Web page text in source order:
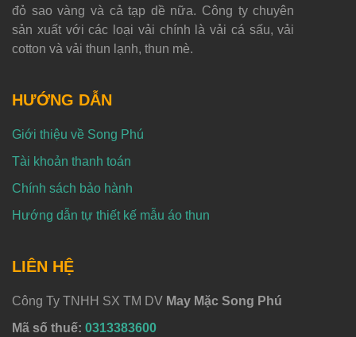
đỏ sao vàng và cả tạp dề nữa. Công ty chuyên
sản xuất với các loại vải chính là vải cá sấu, vải
cotton và vải thun lạnh, thun mè.
HƯỚNG DẪN
Giới thiệu về Song Phú
Tài khoản thanh toán
Chính sách bảo hành
Hướng dẫn tự thiết kế mẫu áo thun
LIÊN HỆ
Công Ty TNHH SX TM DV May Mặc Song Phú
Mã số thuế: 0313383600